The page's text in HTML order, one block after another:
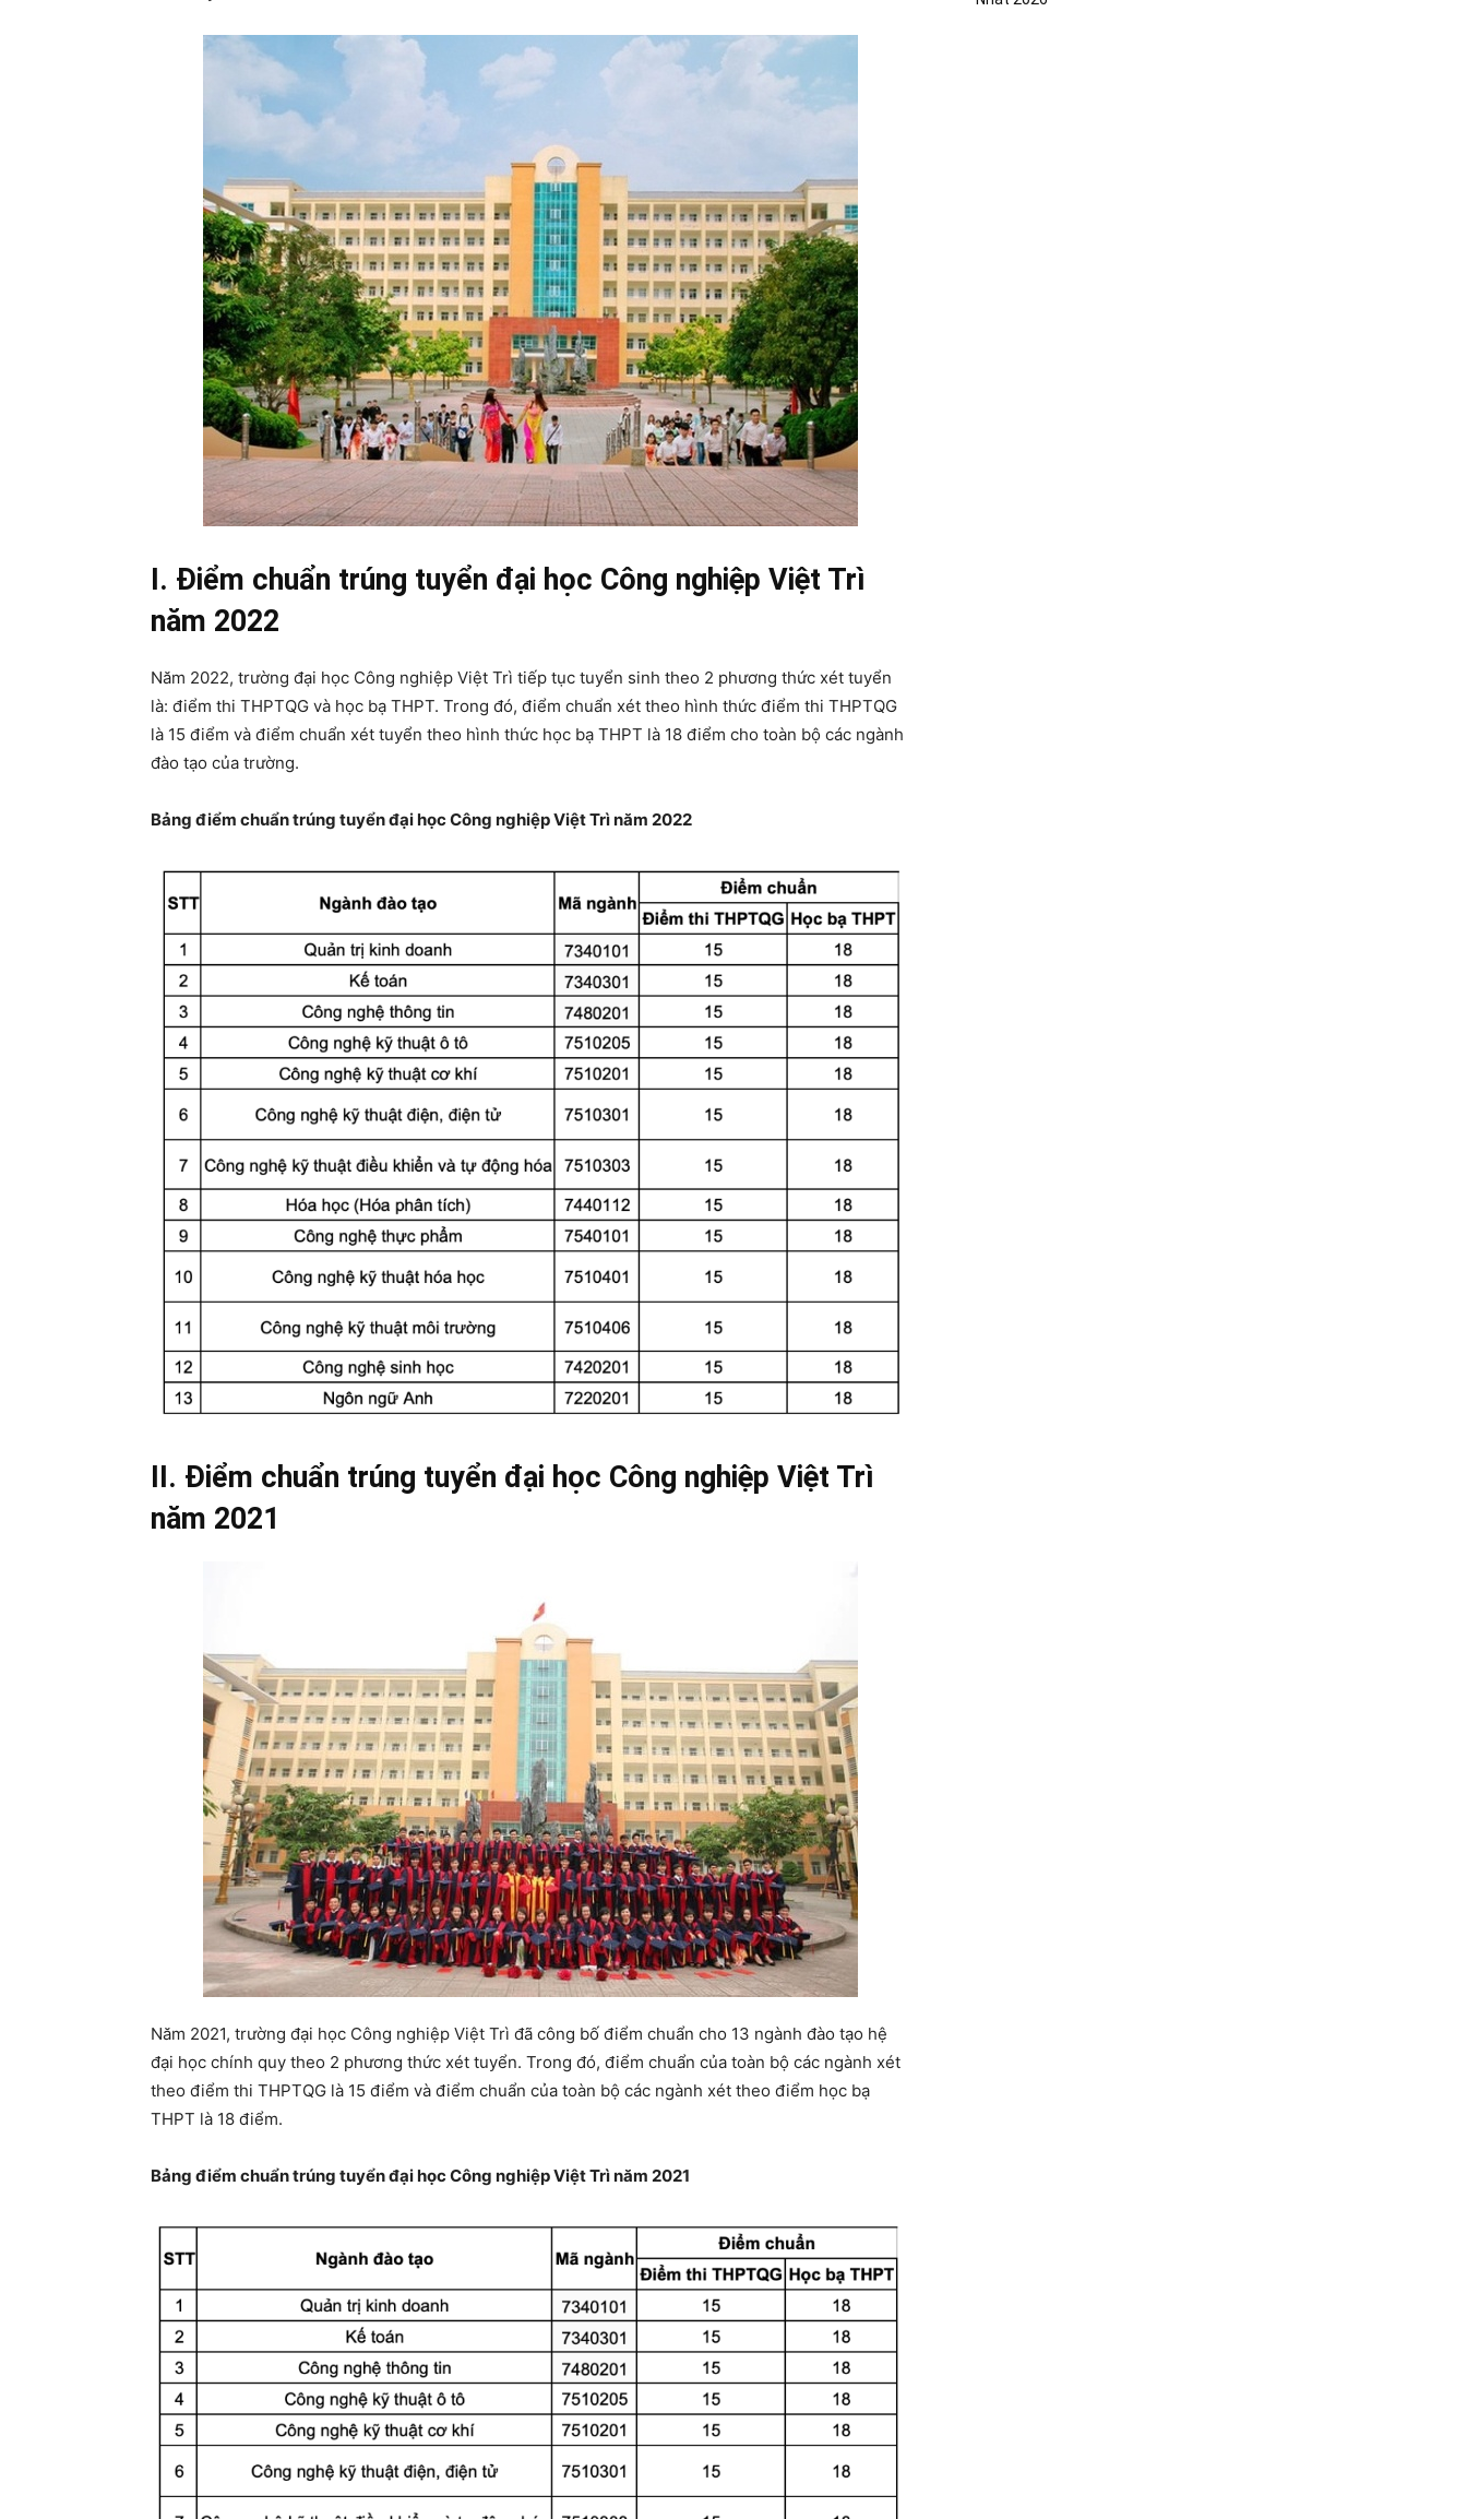
I. Điểm chuẩn trúng tuyển đại học Công nghiệp Việt Trì
năm 2022
Năm 2022, trường đại học Công nghiệp Việt Trì tiếp tục tuyển sinh theo 2 phương thức xét tuyển
là: điểm thi THPTQG và học bạ THPT. Trong đó, điểm chuẩn xét theo hình thức điểm thi THPTQG
là 15 điểm và điểm chuẩn xét tuyển theo hình thức học bạ THPT là 18 điểm cho toàn bộ các ngành
đào tạo của trường.
Bảng điểm chuẩn trúng tuyển đại học Công nghiệp Việt Trì năm 2022
II. Điểm chuẩn trúng tuyển đại học Công nghiệp Việt Trì
năm 2021
Năm 2021, trường đại học Công nghiệp Việt Trì đã công bố điểm chuẩn cho 13 ngành đào tạo hệ
đại học chính quy theo 2 phương thức xét tuyển. Trong đó, điểm chuẩn của toàn bộ các ngành xét
theo điểm thi THPTQG là 15 điểm và điểm chuẩn của toàn bộ các ngành xét theo điểm học bạ
THPT là 18 điểm.
Bảng điểm chuẩn trúng tuyển đại học Công nghiệp Việt Trì năm 2021